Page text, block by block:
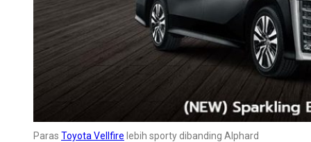
Paras Toyota Vellfire lebih sporty dibanding Alphard